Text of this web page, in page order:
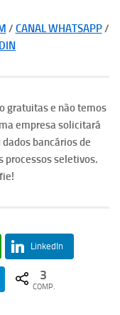
/ CANAL WHATSAPP/
gratuitas e não temos
empresa solicitará
bancários de
processos seletivos.
LinkedIn
3
COMP.